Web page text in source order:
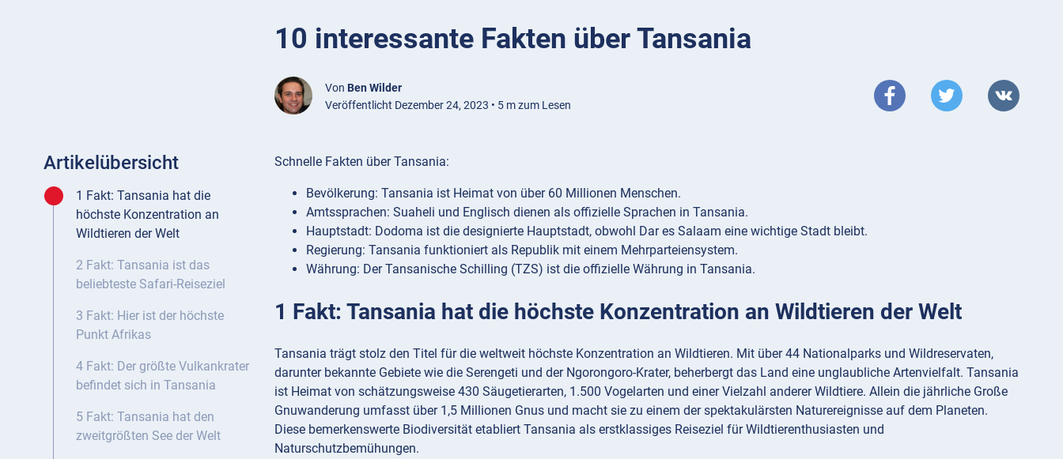
10 interessante Fakten über Tansania
Von Ben Wilder
Veröffentlicht Dezember 24, 2023 • 5 m zum Lesen
Artikelübersicht
1 Fakt: Tansania hat die
höchste Konzentration an
Wildtieren der Welt
2 Fakt: Tansania ist das
beliebteste Safari-Reiseziel
3 Fakt: Hier ist der höchste
Punkt Afrikas
4 Fakt: Der größte Vulkankrater
befindet sich in Tansania
5 Fakt: Tansania hat den
zweitgrößten See der Welt
Schnelle Fakten über Tansania:
Bevölkerung: Tansania ist Heimat von über 60 Millionen Menschen.
Amtssprachen: Suaheli und Englisch dienen als offizielle Sprachen in Tansania.
Hauptstadt: Dodoma ist die designierte Hauptstadt, obwohl Dar es Salaam eine wichtige Stadt bleibt.
Regierung: Tansania funktioniert als Republik mit einem Mehrparteiensystem.
Währung: Der Tansanische Schilling (TZS) ist die offizielle Währung in Tansania.
1 Fakt: Tansania hat die höchste Konzentration an Wildtieren der Welt
Tansania trägt stolz den Titel für die weltweit höchste Konzentration an Wildtieren. Mit über 44 Nationalparks und Wildreservaten,
darunter bekannte Gebiete wie die Serengeti und der Ngorongoro-Krater, beherbergt das Land eine unglaubliche Artenvielfalt. Tansania
ist Heimat von schätzungsweise 430 Säugetierarten, 1.500 Vogelarten und einer Vielzahl anderer Wildtiere. Allein die jährliche Große
Gnuwanderung umfasst über 1,5 Millionen Gnus und macht sie zu einem der spektakulärsten Naturereignisse auf dem Planeten.
Diese bemerkenswerte Biodiversität etabliert Tansania als erstklassiges Reiseziel für Wildtierenthusiasten und
Naturschutzbemühungen.